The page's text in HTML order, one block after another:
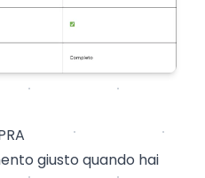
giusto quando hai